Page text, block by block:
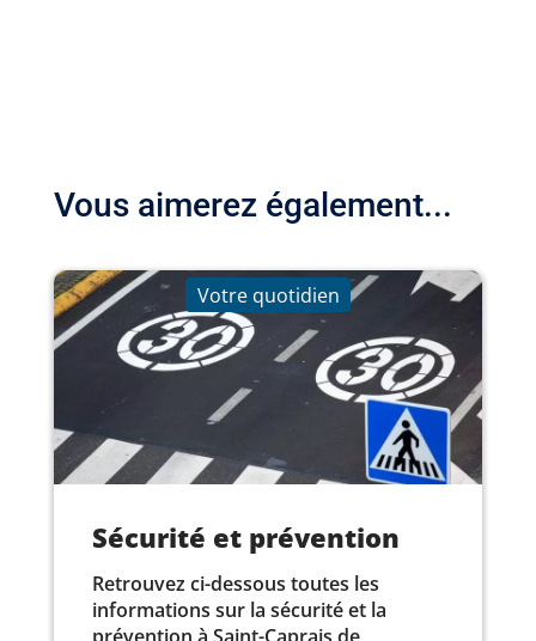
Vous aimerez également...
Votre quotidien
Sécurité et prévention
Retrouvez ci-dessous toutes les
informations sur la sécurité et la